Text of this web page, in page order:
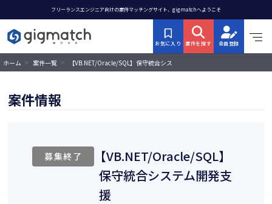
フリーランスエンジニア向けの案件マッチングサイト、gigmatchへようこそ
お気に入り 案件を探す 会員登録
ホーム > 案件一覧 >
【VB.NET/Oracle/SQL】保守統合シス
案件情報
募集終了
【VB.NET/Oracle/SQL】
保守統合システム開発支
援